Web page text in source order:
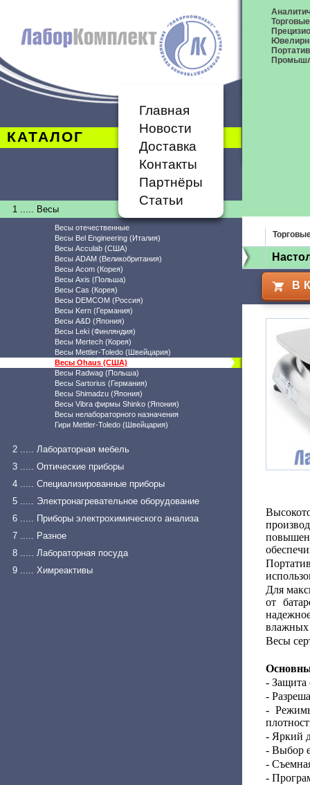
КАТАЛОГ
Главная
Новости
Доставка
Контакты
Партнёры
Статьи
1 ..... Весы
Весы отечественные
Весы Bel Engineering (Италия)
Весы Acculab (США)
Весы ADAM (Великобритания)
Весы Acom (Корея)
Весы Axis (Польша)
Весы Cas (Корея)
Весы DEMCOM (Россия)
Весы Kern (Германия)
Весы A&D (Япония)
Весы Leki (Финляндия)
Весы Mertech (Корея)
Весы Mettler-Toledo (Швейцария)
Весы Ohaus (США)
Весы Radwag (Польша)
Весы Sartorius (Германия)
Весы Shimadzu (Япония)
Весы Vibra фирмы Shinko (Япония)
Весы нелабораторного назначения
Гири Mettler-Toledo (Швейцария)
2 ..... Лабораторная мебель
3 ..... Оптические приборы
4 ..... Специализированные приборы
5 ..... Электронагревательное оборудование
6 ..... Приборы электрохимического анализа
7 ..... Разное
8 ..... Лабораторная посуда
9 ..... Химреактивы
В
Для
от
влажных
Весы
- Защита
-
-
- Яркий
- Выбор
-
-